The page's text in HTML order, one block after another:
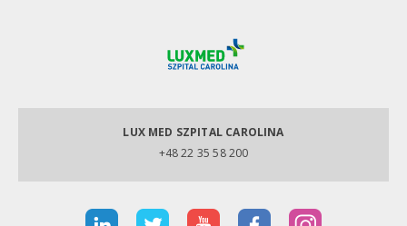
LUX MED SZPITAL CAROLINA
+48 22 35 58 200